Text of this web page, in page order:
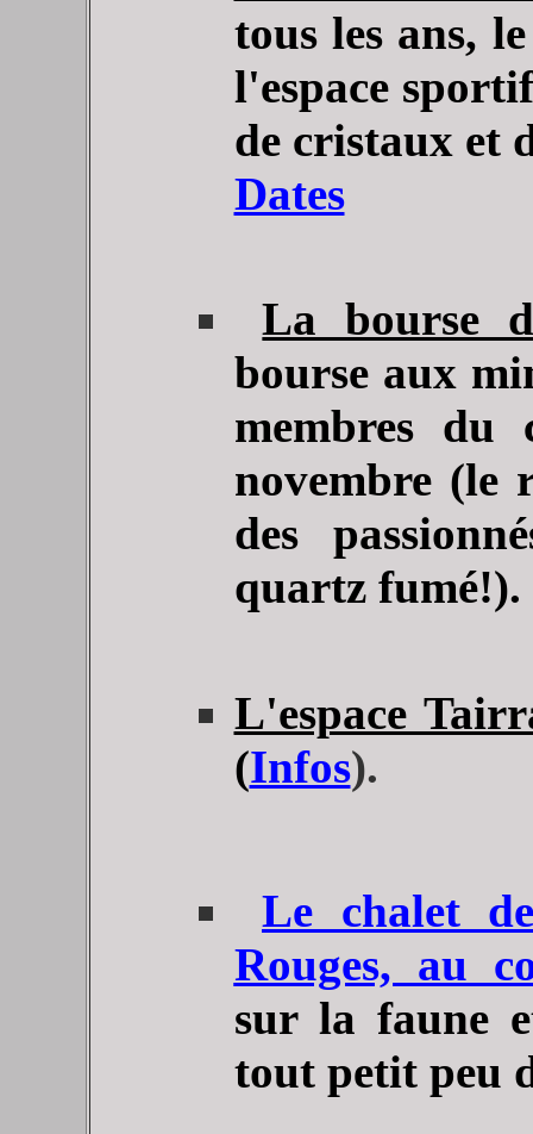
tous les ans,
l'espace
de cristaux et
Dates
La bourse
bourse aux
membres du
novembre (le
des
quartz fumé!).
L'espace
(Infos).
Le chalet
Rouges, au
sur la faune
tout petit peu